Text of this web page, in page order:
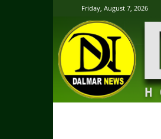
Friday, August 7, 2026